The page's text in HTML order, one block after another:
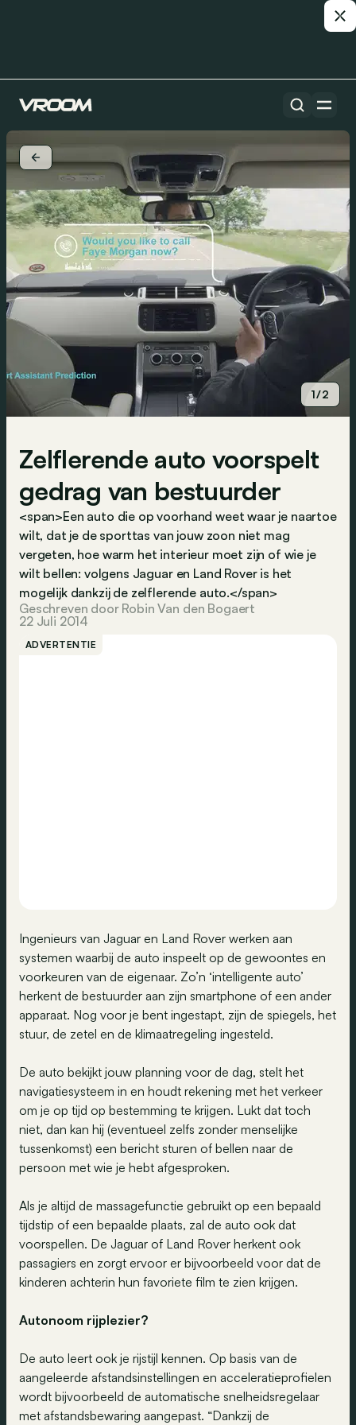
1/2
Zelflerende auto voorspelt
gedrag van bestuurder
<span>Een auto die op voorhand weet waar je naartoe
wilt, dat je de sporttas van jouw zoon niet mag
vergeten, hoe warm het interieur moet zijn of wie je
wilt bellen: volgens Jaguar en Land Rover is het
mogelijk dankzij de zelflerende auto.</span>
Geschreven door Robin Van den Bogaert
22 Juli 2014
ADVERTENTIE
Ingenieurs van Jaguar en Land Rover werken aan
systemen waarbij de auto inspeelt op de gewoontes en
voorkeuren van de eigenaar. Zo’n ‘intelligente auto’
herkent de bestuurder aan zijn smartphone of een ander
apparaat. Nog voor je bent ingestapt, zijn de spiegels, het
stuur, de zetel en de klimaatregeling ingesteld.
De auto bekijkt jouw planning voor de dag, stelt het
navigatiesysteem in en houdt rekening met het verkeer
om je op tijd op bestemming te krijgen. Lukt dat toch
niet, dan kan hij (eventueel zelfs zonder menselijke
tussenkomst) een bericht sturen of bellen naar de
persoon met wie je hebt afgesproken.
Als je altijd de massagefunctie gebruikt op een bepaald
tijdstip of een bepaalde plaats, zal de auto ook dat
voorspellen. De Jaguar of Land Rover herkent ook
passagiers en zorgt ervoor er bijvoorbeeld voor dat de
kinderen achterin hun favoriete film te zien krijgen.
Autonoom rijplezier?
De auto leert ook je rijstijl kennen. Op basis van de
aangeleerde afstandsinstellingen en acceleratieprofielen
wordt bijvoorbeeld de automatische snelheidsregelaar
met afstandsbewaring aangepast. “Dankzij de